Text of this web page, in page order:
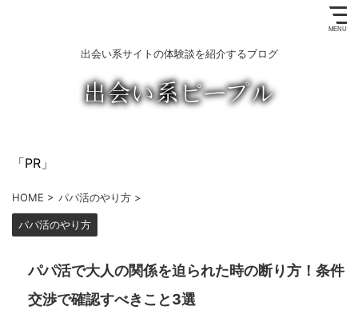
出会い系サイトの体験談を紹介するブログ
「PR」
HOME > パパ活のやり方 >
パパ活のやり方
パパ活で大人の関係を迫られた時の断り方！条件
交渉で確認すべきこと3選